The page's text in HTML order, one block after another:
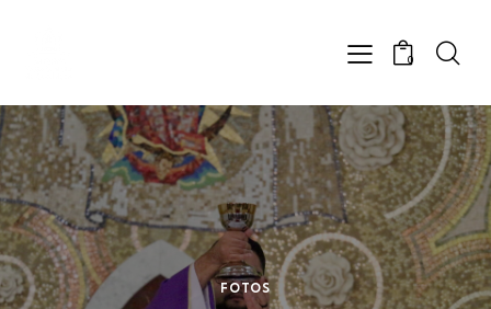
0
FOTOS